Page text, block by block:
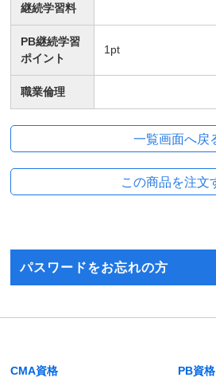
継続学習料
PB継続学習
ポイント
1 pt
職業倫理
パスワードをお忘れの方
CMA資格 PB資格